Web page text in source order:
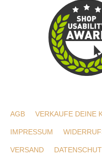
AGB VERKAUFE DEINE
IMPRESSUM
VERSAND